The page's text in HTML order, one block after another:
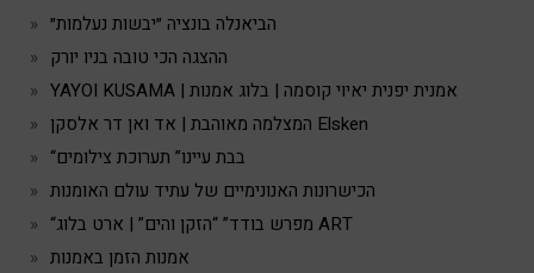
הביאנלה בונציה ״יבשות נעלמות״
ההצגה הכי טובה בניו יורק
YAYOI KUSAMA | אמנית יפנית יאיוי קוסמה | בלוג אמנות
המצלמה מאוהבת | אד ואן דר אלסקן Elsken
“בבת עיינו” תערוכת צילומים
הכישרונות האנונימיים של עתיד עולם האומנות
“מפרש בודד” “הזקן והים” | ארט בלוג ART
אמנות הזמן באמנות